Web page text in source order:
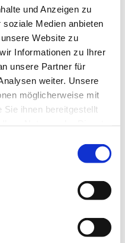
und Anzeigen zu
Medien anbieten
Website zu
Informationen zu Ihrer
unsere Partner für
weiter. Unsere
möglicherweise mit
Sie ihnen bereitgestellt
interessieren